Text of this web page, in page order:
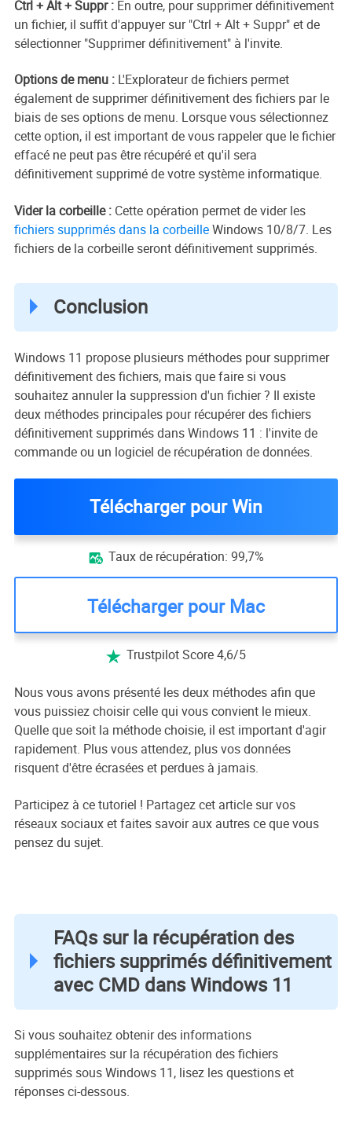
Ctrl + Alt + Suppr :En outre, pour supprimer définitivement
un fichier, il suffit d'appuyer sur "Ctrl + Alt + Suppr" et de
sélectionner "Supprimer définitivement" à l'invite.
Options de menu :L'Explorateur de fichiers permet
également de supprimer définitivement des fichiers par le
biais de ses options de menu. Lorsque vous sélectionnez
cette option, il est important de vous rappeler que le fichier
effacé ne peut pas être récupéré et qu'il sera
définitivement supprimé de votre système informatique.
Vider la corbeille :Cette opération permet de vider les
fichiers supprimés dans la corbeilleWindows 10/8/7. Les
fichiers de la corbeille seront définitivement supprimés.
Conclusion
Windows 11 propose plusieurs méthodes pour supprimer
définitivement des fichiers, mais que faire si vous
souhaitez annuler la suppression d'un fichier ? Il existe
deux méthodes principales pour récupérer des fichiers
définitivement supprimés dans Windows 11 : l'invite de
commande ou un logiciel de récupération de données.
Télécharger pour Win
 Taux de récupération: 99,7%
Télécharger pour Mac
 Trustpilot Score 4,6/5
Nous vous avons présenté les deux méthodes afin que
vous puissiez choisir celle qui vous convient le mieux.
Quelle que soit la méthode choisie, il est important d'agir
rapidement. Plus vous attendez, plus vos données
risquent d'être écrasées et perdues à jamais.
Participez à ce tutoriel ! Partagez cet article sur vos
réseaux sociaux et faites savoir aux autres ce que vous
pensez du sujet.
FAQs sur la récupération des
fichiers supprimés définitivement
avec CMD dans Windows 11
Si vous souhaitez obtenir des informations
supplémentaires sur la récupération des fichiers
supprimés sous Windows 11, lisez les questions et
réponses ci-dessous.